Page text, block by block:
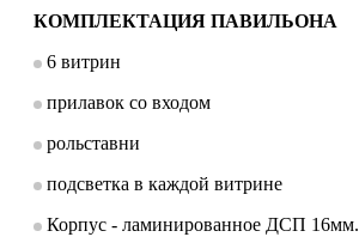
КОМПЛЕКТАЦИЯ ПАВИЛЬОНА
6 витрин
прилавок со входом
рольставни
подсветка в каждой витрине
Корпус - ламинированное ДСП 16мм.